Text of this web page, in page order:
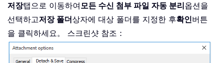
저장탭으로 이동하여모든 수신 첨부 파일 자동 분리옵션을
선택하고저장 폴더상자에 대상 폴더를 지정한 후확인버튼
을 클릭하세요。 스크린샷 참조：